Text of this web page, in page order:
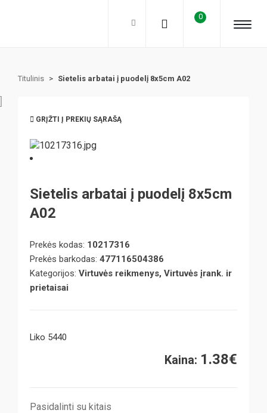
0
Titulinis > Sietelis arbatai į puodelį 8x5cm A02
GRĮŽTI Į PREKIŲ SĄRAŠĄ
Sietelis arbatai į puodelį 8x5cm
A02
Prekės kodas: 10217316
Prekės barkodas: 477116504386
Kategorijos: Virtuvės reikmenys, Virtuvės įrank. ir
prietaisai
Liko 5440
Kaina: 1.38€
Pasidalinti su kitais